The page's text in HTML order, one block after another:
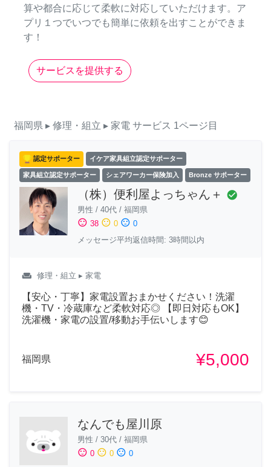
算や都合に応じて柔軟に対応していただけます。ア
プリ１つでいつでも簡単に依頼を出すことができま
す！
サービスを提供する
福岡県 ▸ 修理・組立 ▸ 家電 サービス 1ページ目
認定サポーター イケア家具組立認定サポーター
家具組立認定サポーター シェアワーカー保険加入 Bronze サポーター
（株）便利屋よっちゃん＋ check_circle
男性 / 40代 / 福岡県
sentiment_satisfied 38 sentiment_neutral 0 sentiment_dissatisfied 0
メッセージ平均返信時間: 3時間以内
weekend 修理・組立 ▸ 家電
【安心・丁寧】家電設置おまかせください！洗濯
機・TV・冷蔵庫など柔軟対応◎ 【即日対応もOK】
洗濯機・家電の設置/移動お手伝いします😊
福岡県 ¥5,000
なんでも屋川原
男性 / 30代 / 福岡県
sentiment_satisfied 0 sentiment_neutral 0 sentiment_dissatisfied 0